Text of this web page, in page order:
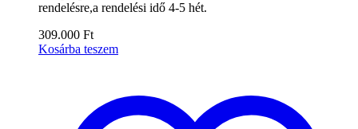
rendelésre,a rendelési idő 4-5 hét.
309.000 Ft
Kosárba teszem